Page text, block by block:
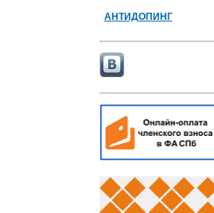
АНТИДОПИНГ